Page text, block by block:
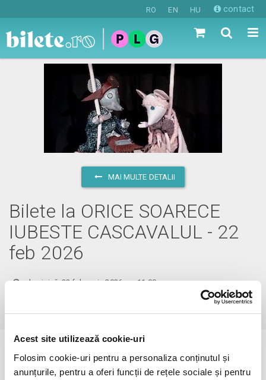
Acest site utilizează cookie-uri
Folosim cookie-uri pentru a personaliza conținutul și
anunțurile, pentru a oferi funcții de rețele sociale și pentru
RO EN HU contact
MAI MULTE DETALII
Bilete la ORICE SOARECE
IUBESTE CASCAVALUL - 22
feb 2026
duminică, 22 februarie 2026 ora 11:00